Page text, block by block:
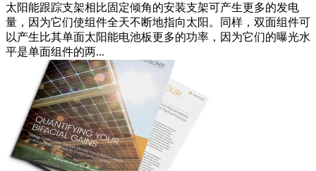
太阳能跟踪支架相比固定倾角的安装支架可产生更多的发电
量，因为它们使组件全天不断地指向太阳。同样，双面组件可
以产生比其单面太阳能电池板更多的功率，因为​​它们的曝光水
平是单面组件的两...